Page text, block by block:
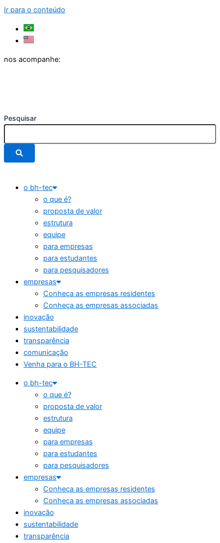
Ir para o conteúdo
nos acompanhe:
Pesquisar
o bh-tec
o que é?
proposta de valor
estrutura
equipe
para empresas
para estudantes
para pesquisadores
empresas
Conheça as empresas residentes
Conheça as empresas associadas
inovação
sustentabilidade
transparência
comunicação
Venha para o BH-TEC
o bh-tec
o que é?
proposta de valor
estrutura
equipe
para empresas
para estudantes
para pesquisadores
empresas
Conheça as empresas residentes
Conheça as empresas associadas
inovação
sustentabilidade
transparência